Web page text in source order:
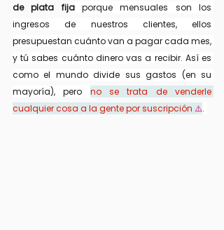
de plata fija porque mensuales son los
ingresos de nuestros clientes, ellos
presupuestan cuánto van a pagar cada mes,
y tú sabes cuánto dinero vas a recibir. Así es
como el mundo divide sus gastos (en su
mayoría), pero no se trata de venderle
cualquier cosa a la gente por suscripción ⚠️.